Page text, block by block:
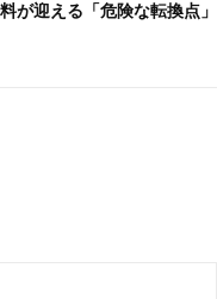
が迎える「危険な転換点」